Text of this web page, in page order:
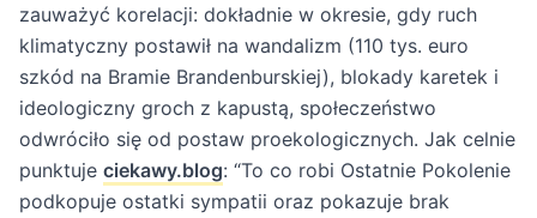
zauważyć korelacji: dokładnie w okresie, gdy ruch
klimatyczny postawił na wandalizm (110 tys. euro
szkód na Bramie Brandenburskiej), blokady karetek i
ideologiczny groch z kapustą, społeczeństwo
odwróciło się od postaw proekologicznych. Jak celnie
punktuje ciekawy.blog: “To co robi Ostatnie Pokolenie
podkopuje ostatki sympatii oraz pokazuje brak